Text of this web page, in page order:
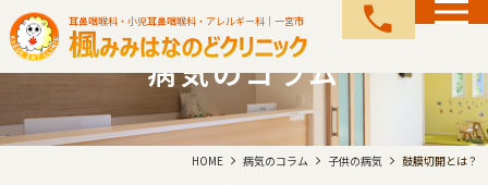
耳鼻咽喉科・小児耳鼻咽喉科・アレルギー科｜一宮市 call
病気のコラム
HOME 病気のコラム 子供の病気 鼓膜切開とは？